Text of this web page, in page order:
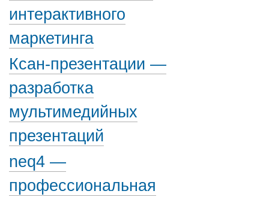
интерактивного
маркетинга
Ксан-презентации —
разработка
мультимедийных
презентаций
neq4 —
профессиональная